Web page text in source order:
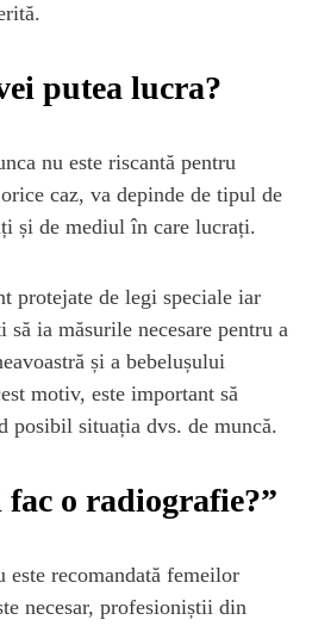
putea lucra?
nu este riscantă pentru
caz, va depinde de tipul de
și de mediul în care lucrați.
protejate de legi speciale iar
ia măsurile necesare pentru a
și a bebelușului
motiv, este important să
posibil situația dvs. de muncă.
fac o radiografie?”
este recomandată femeilor
necesar, profesioniștii din